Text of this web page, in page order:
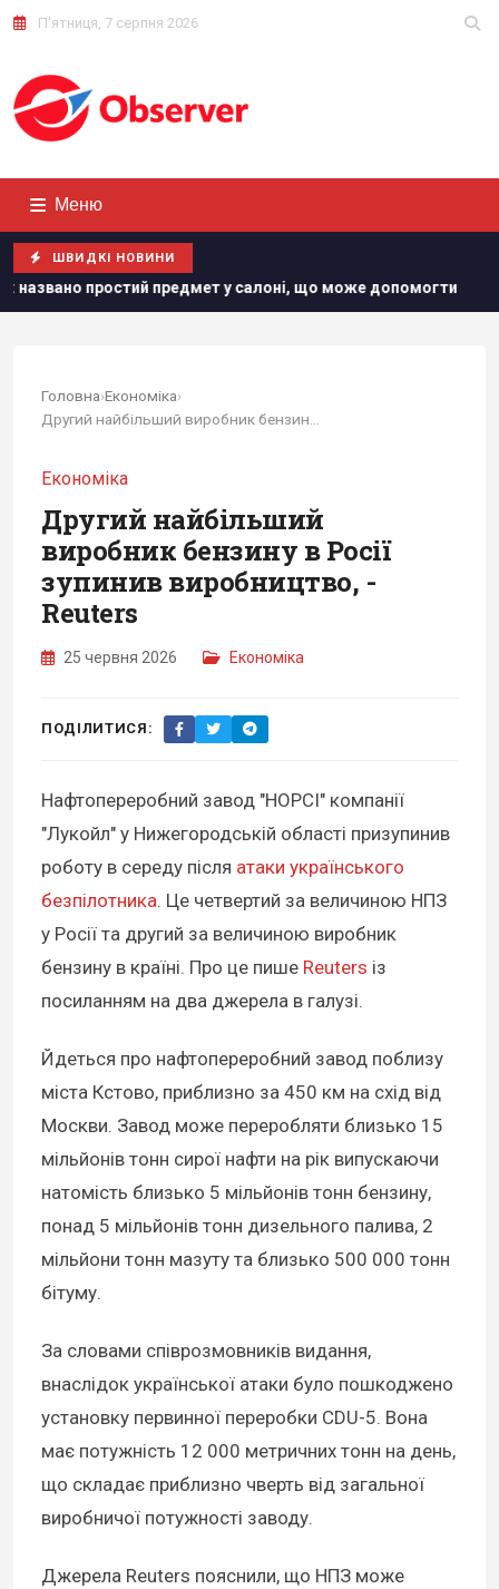
П'ятниця, 7 серпня 2026
Меню
ШВИДКІ НОВИНИ
предмет у салоні, що може допомогти "Нам самим
Головна›Економіка›
Економіка
Другий найбільший
виробник бензину в Росії
зупинив виробництво, -
Reuters
25 червня 2026 Економіка
ПОДІЛИТИСЯ:
Нафтопереробний завод "НОРСІ" компанії
"Лукойл" у Нижегородській області призупинив
роботу в середу після атаки українського
безпілотника. Це четвертий за величиною НПЗ
у Росії та другий за величиною виробник
бензину в країні. Про це пише Reuters із
посиланням на два джерела в галузі.
Йдеться про нафтопереробний завод поблизу
міста Кстово, приблизно за 450 км на схід від
Москви. Завод може переробляти близько 15
мільйонів тонн сирої нафти на рік випускаючи
натомість близько 5 мільйонів тонн бензину,
понад 5 мільйонів тонн дизельного палива, 2
мільйони тонн мазуту та близько 500 000 тонн
бітуму.
За словами співрозмовників видання,
внаслідок української атаки було пошкоджено
установку первинної переробки CDU-5. Вона
має потужність 12 000 метричних тонн на день,
що складає приблизно чверть від загальної
виробничої потужності заводу.
Джерела Reuters пояснили, що НПЗ може